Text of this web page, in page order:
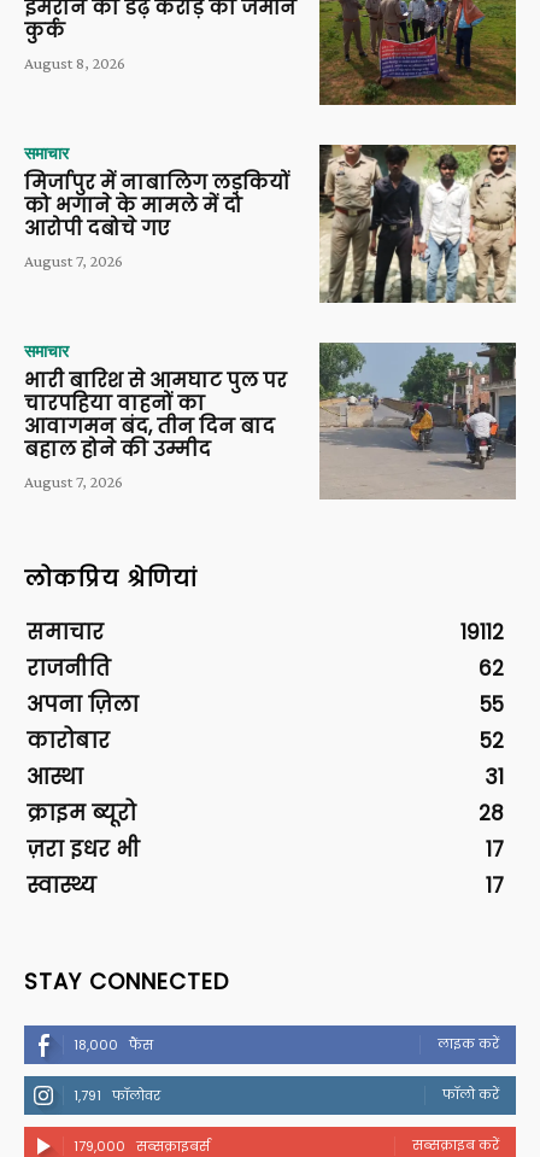
इमरान की डेढ़ करोड़ की जमीन
कुर्क
August 8, 2026
समाचार
मिर्जापुर में नाबालिग लड़कियों
को भगाने के मामले में दो
आरोपी दबोचे गए
August 7, 2026
समाचार
भारी बारिश से आमघाट पुल पर
चारपहिया वाहनों का
आवागमन बंद, तीन दिन बाद
बहाल होने की उम्मीद
August 7, 2026
लोकप्रिय श्रेणियां
समाचार
19112
राजनीति
62
अपना ज़िला
55
कारोबार
52
आस्था
31
क्राइम ब्यूरो
28
ज़रा इधर भी
17
स्वास्थ्य
17
STAY CONNECTED
18,000 फैंस लाइक करें
1,791 फॉलोवर फॉलो करें
179,000 सब्सक्राइबर्स सब्सक्राइब करें